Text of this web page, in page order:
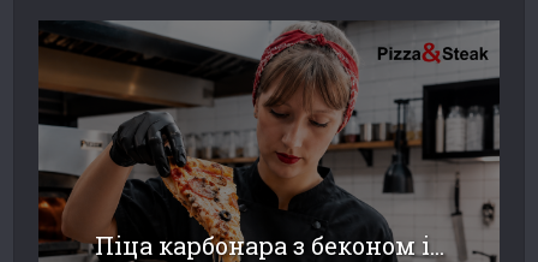
Піца карбонара з беконом і...